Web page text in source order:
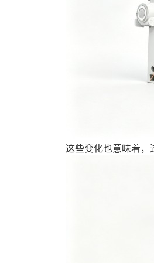
这些变化也意味着，